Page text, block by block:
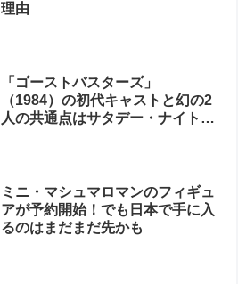
理由
「ゴーストバスターズ」
（1984）の初代キャストと幻の2
人の共通点はサタデー・ナイト・
ミニ・マシュマロマンのフィギュ
アが予約開始！でも日本で手に入
るのはまだまだ先かも